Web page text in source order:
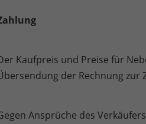
Kaufpreis und Preise für
der Rechnung zur
Ansprüche des